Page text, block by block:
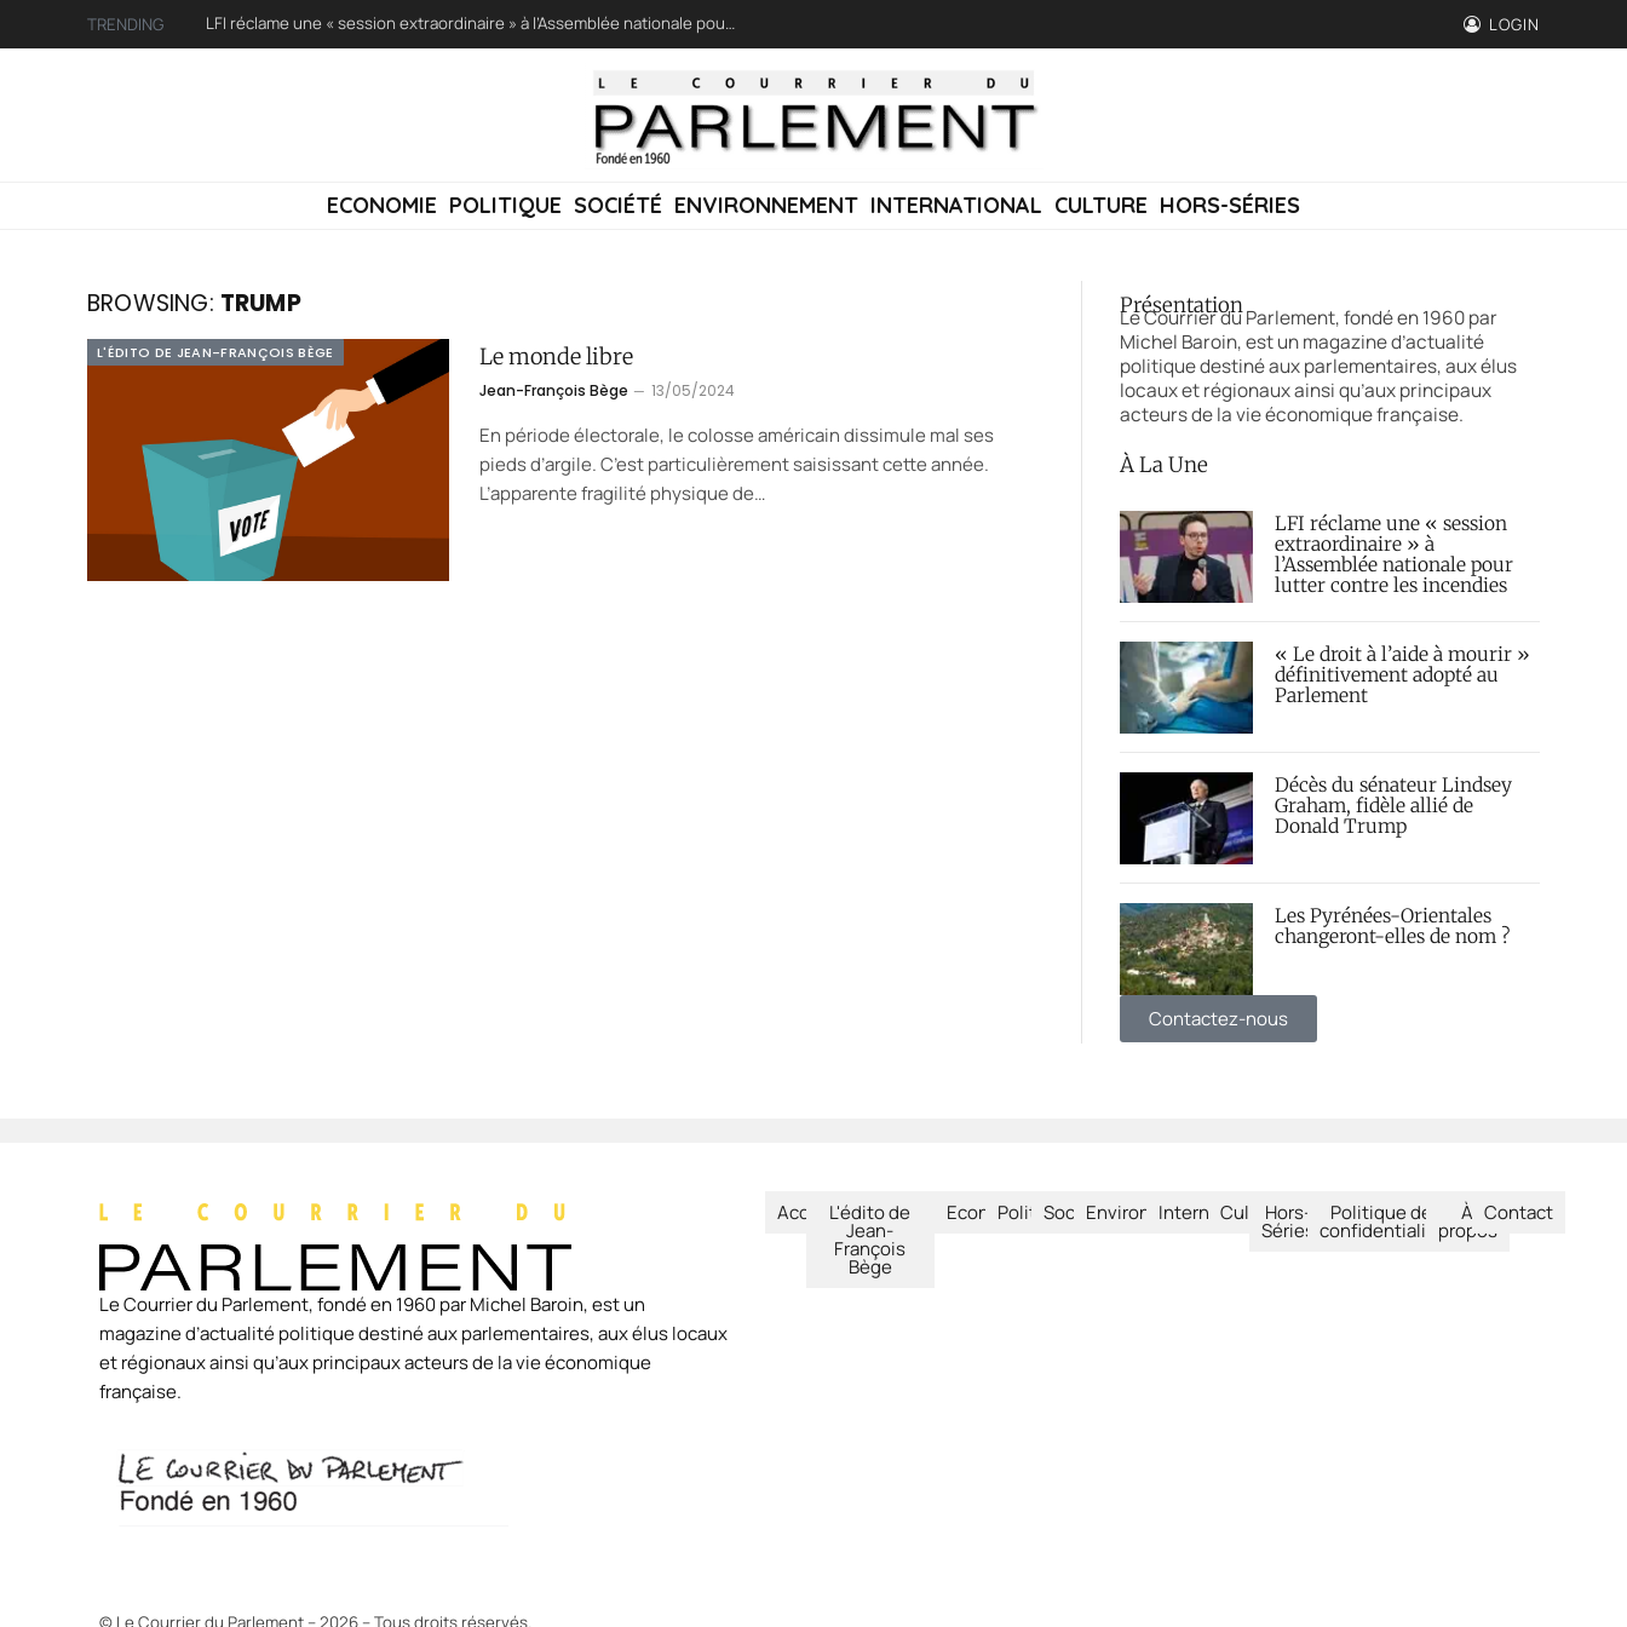
TRENDING LFI réclame une « session extraordinaire » à l’Assemblée nationale pour lutter contre les incendies LOGIN
ECONOMIE POLITIQUE SOCIÉTÉ ENVIRONNEMENT INTERNATIONAL CULTURE HORS-SÉRIES
BROWSING: TRUMP
L'ÉDITO DE JEAN-FRANÇOIS BÈGE Le monde libre
Jean-François Bège 13/05/2024
En période électorale, le colosse américain dissimule mal ses
pieds d’argile. C’est particulièrement saisissant cette année.
L’apparente fragilité physique de…
Présentation
Le Courrier du Parlement, fondé en 1960 par
Michel Baroin, est un magazine d’actualité
politique destiné aux parlementaires, aux élus
locaux et régionaux ainsi qu’aux principaux
acteurs de la vie économique française.
À La Une
LFI réclame une « session
extraordinaire » à
l’Assemblée nationale pour
lutter contre les incendies
« Le droit à l’aide à mourir »
définitivement adopté au
Parlement
Décès du sénateur Lindsey
Graham, fidèle allié de
Donald Trump
Les Pyrénées-Orientales
changeront-elles de nom ?
Contactez-nous
Le Courrier du Parlement, fondé en 1960 par Michel Baroin, est un
magazine d’actualité politique destiné aux parlementaires, aux élus locaux
et régionaux ainsi qu’aux principaux acteurs de la vie économique
française.
AccueilL'édito de
Jean-
François
Bège
EconomiePolitiqueSociétéEnvironnementInternational
CultureHors-
Séries
Politique de
confidentialité
À
propos
Contact
© Le Courrier du Parlement – 2026 – Tous droits réservés.